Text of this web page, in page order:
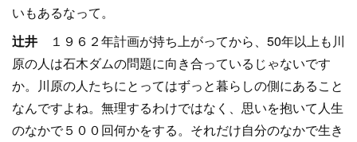
いもあるなって。
辻井 １９６２年計画が持ち上がってから、50年以上も川
原の人は石木ダムの問題に向き合っているじゃないです
か。川原の人たちにとってはずっと暮らしの側にあること
なんですよね。無理するわけではなく、思いを抱いて人生
のなかで５００回何かをする。それだけ自分のなかで生き